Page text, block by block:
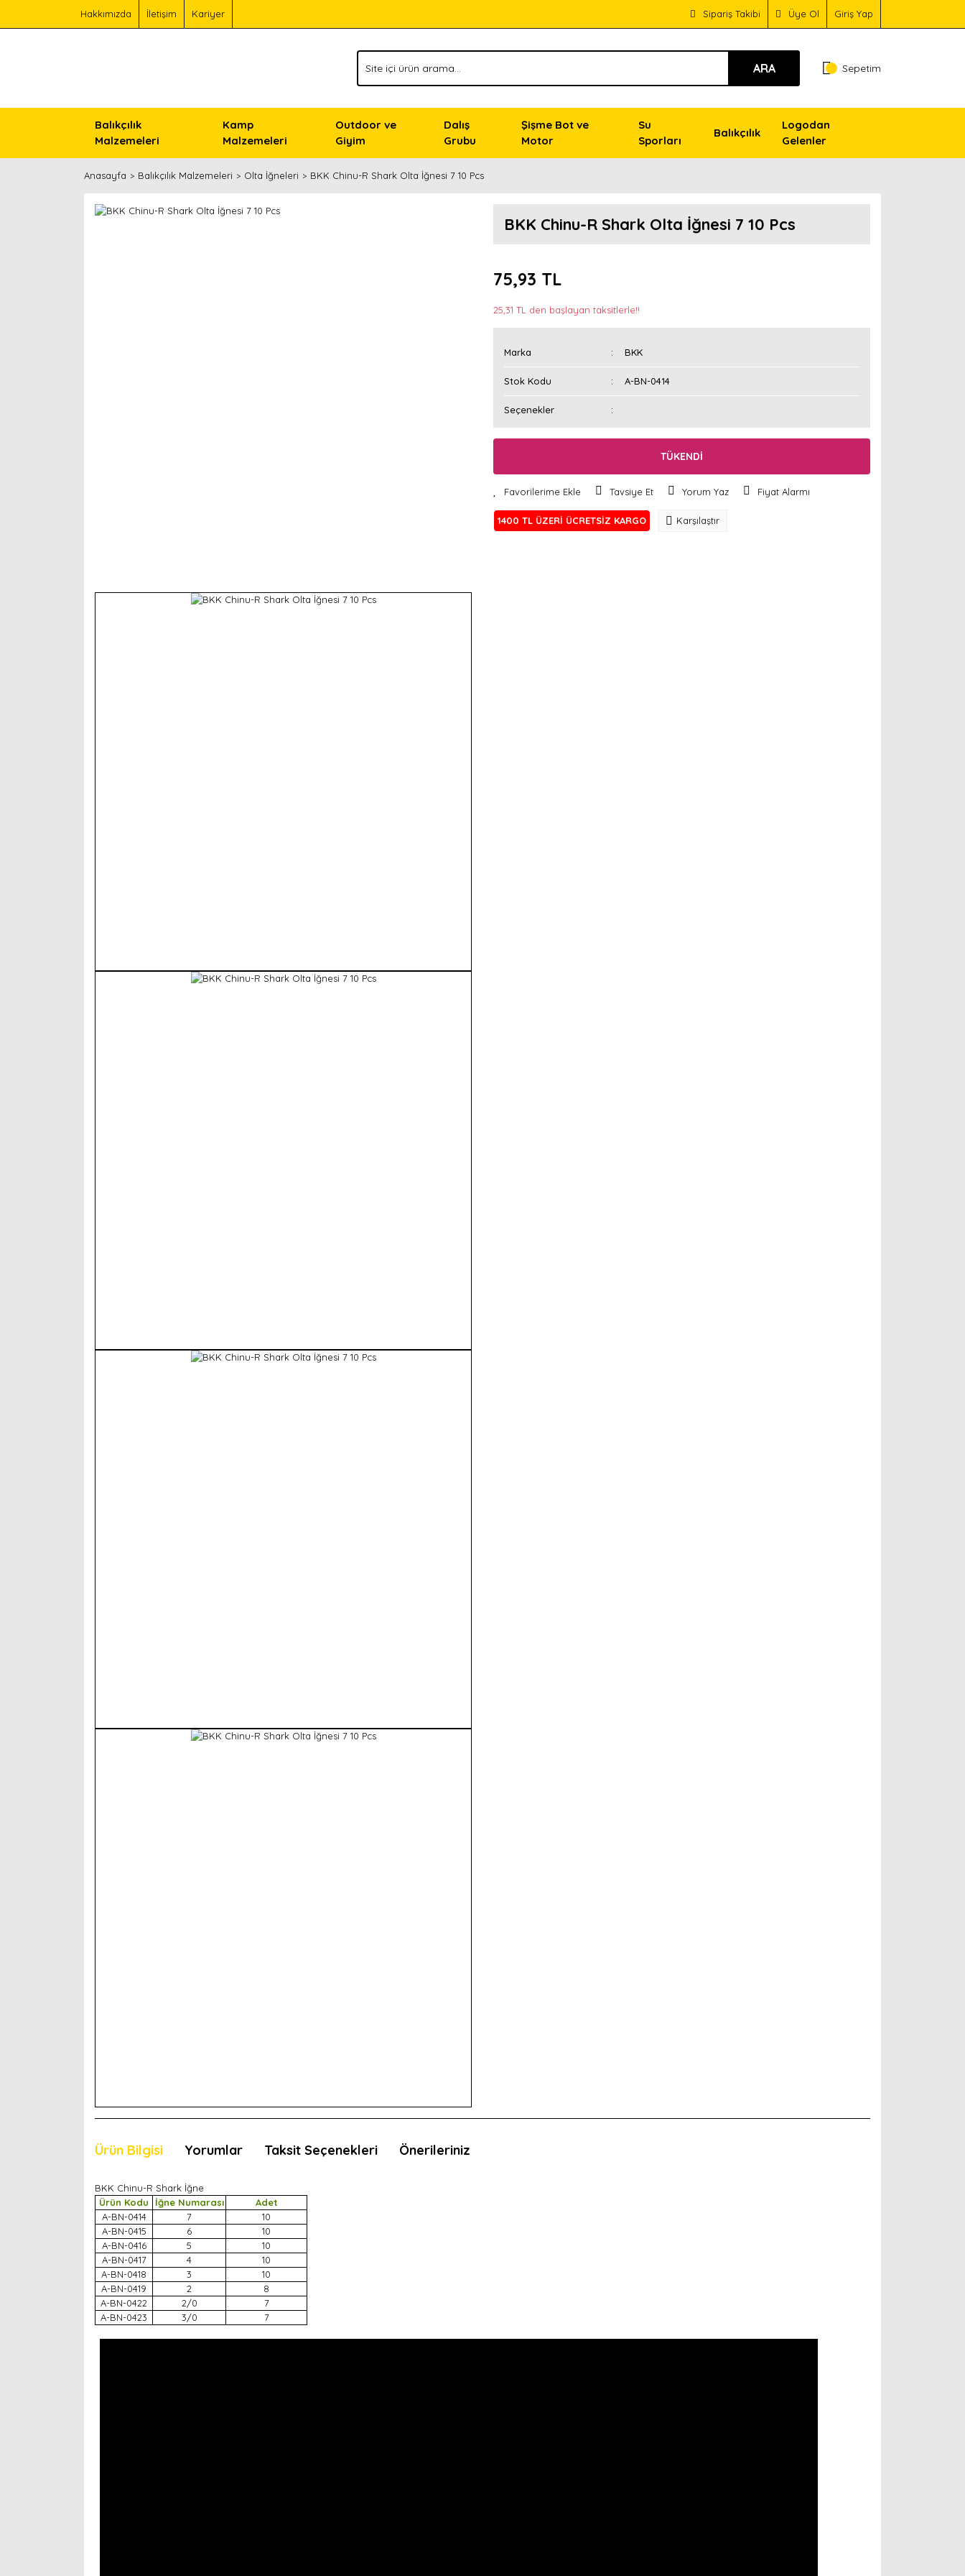
Hakkımızda İletişim Kariyer Sipariş Takibi Üye Ol Giriş Yap
ARA Sepetim
Balıkçılık
Malzemeleri
Kamp
Malzemeleri
Outdoor ve
Giyim
Dalış
Grubu
Şişme Bot ve
Motor
Su
Sporları
Balıkçılık
Logodan
Gelenler
Anasayfa Balıkçılık Malzemeleri Olta İğneleri BKK Chinu-R Shark Olta İğnesi 7 10 Pcs
BKK Chinu-R Shark Olta İğnesi 7 10 Pcs
75,93 TL
25,31 TL den başlayan taksitlerle!!
Marka BKK
Stok Kodu A-BN-0414
Seçenekler
TÜKENDİ
Tavsiye Et Yorum Yaz Fiyat Alarmı
1400 TL ÜZERİ ÜCRETSİZ KARGO Karşılaştır
Ürün Bilgisi Yorumlar Taksit Seçenekleri Önerileriniz
BKK Chinu-R Shark İğne
Ürün Kodu
İğne Numarası
Adet
A-BN-0414
7
10
A-BN-0415
6
10
A-BN-0416
5
10
A-BN-0417
4
10
A-BN-0418
3
10
A-BN-0419
2
8
A-BN-0422
2/0
7
A-BN-0423
3/0 7